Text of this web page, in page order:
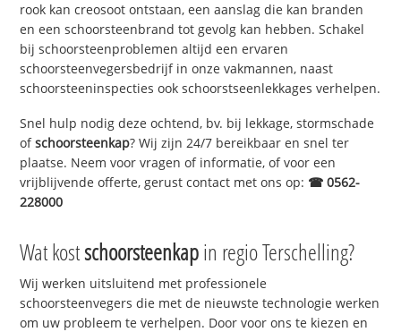
rook kan creosoot ontstaan, een aanslag die kan branden
en een schoorsteenbrand tot gevolg kan hebben. Schakel
bij schoorsteenproblemen altijd een ervaren
schoorsteenvegersbedrijf in onze vakmannen, naast
schoorsteeninspecties ook schoorstseenlekkages verhelpen.
Snel hulp nodig deze ochtend, bv. bij lekkage, stormschade
ofschoorsteenkap? Wij zijn 24/7 bereikbaar en snel ter
plaatse. Neem voor vragen of informatie, of voor een
vrijblijvende offerte, gerust contact met ons op: ☎ 0562-
228000
Wat kostschoorsteenkapin regio Terschelling?
Wij werken uitsluitend met professionele
schoorsteenvegers die met de nieuwste technologie werken
om uw probleem te verhelpen. Door voor ons te kiezen en